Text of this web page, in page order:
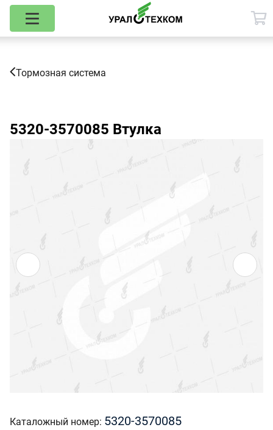
Тормозная система
5320-3570085 Втулка
Каталожный номер 5320-3570085